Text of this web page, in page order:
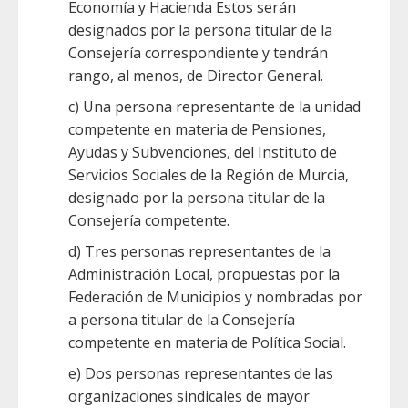
Economía y Hacienda Estos serán
designados por la persona titular de la
Consejería correspondiente y tendrán
rango, al menos, de Director General.
c) Una persona representante de la unidad
competente en materia de Pensiones,
Ayudas y Subvenciones, del Instituto de
Servicios Sociales de la Región de Murcia,
designado por la persona titular de la
Consejería competente.
d) Tres personas representantes de la
Administración Local, propuestas por la
Federación de Municipios y nombradas por
a persona titular de la Consejería
competente en materia de Política Social.
e) Dos personas representantes de las
organizaciones sindicales de mayor